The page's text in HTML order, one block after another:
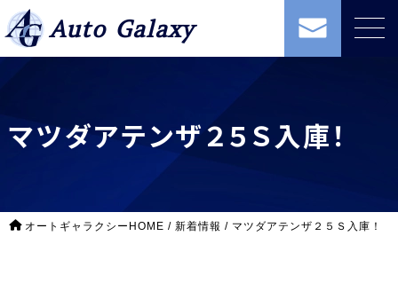
Auto Galaxy
マツダアテンザ２５Ｓ入庫！
オートギャラクシーHOME / 新着情報 / マツダアテンザ２５Ｓ入庫！